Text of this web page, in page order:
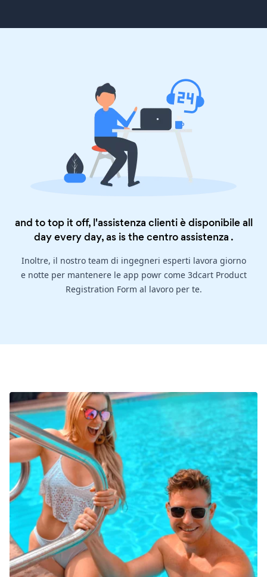
and to top it off, l'assistenza clienti è disponibile all
day every day, as is thecentro assistenza .
Inoltre, il nostro team di ingegneri esperti lavora giorno
e notte per mantenere le app powr come 3dcart Product
Registration Form al lavoro per te.